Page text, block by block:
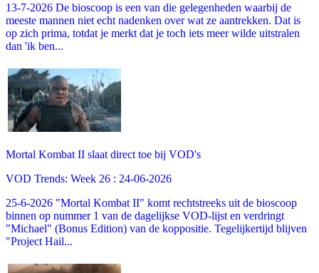
13-7-2026 De bioscoop is een van die gelegenheden waarbij de
meeste mannen niet echt nadenken over wat ze aantrekken. Dat is
op zich prima, totdat je merkt dat je toch iets meer wilde uitstralen
dan 'ik ben...
Mortal Kombat II slaat direct toe bij VOD's
VOD Trends: Week 26 : 24-06-2026
25-6-2026 "Mortal Kombat II" komt rechtstreeks uit de bioscoop
binnen op nummer 1 van de dagelijkse VOD-lijst en verdringt
"Michael" (Bonus Edition) van de koppositie. Tegelijkertijd blijven
"Project Hail...